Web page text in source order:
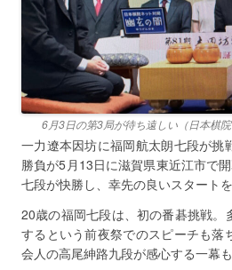
6月3日の第3局が待ち遠しい（日本棋
一力遼本因坊に福岡航太朗七段が挑
勝負が5月13日に滋賀県東近江市で
七段が快勝し、幸先の良いスタートを
20歳の福岡七段は、初の番碁挑戦。
するという前夜祭でのスピーチも落
会人の高尾紳路九段が感心する一幕も